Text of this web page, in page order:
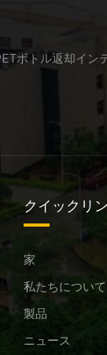
ボトル返却イン
クイックリ
家
私たちについて
製品
ニュース